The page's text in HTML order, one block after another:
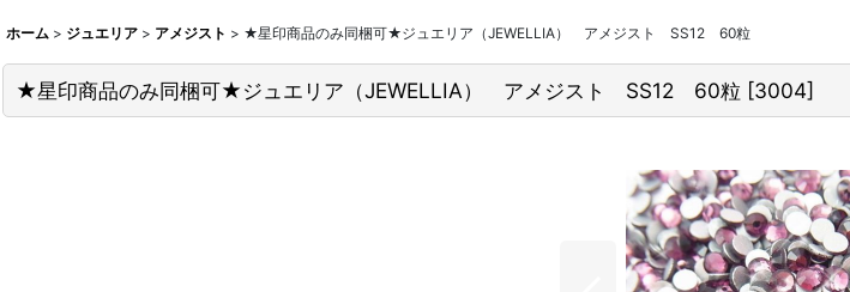
ホーム > ジュエリア > アメジスト > ★星印商品のみ同梱可★ジュエリア（JEWELLIA） アメジスト SS12 60粒
★星印商品のみ同梱可★ジュエリア（JEWELLIA） アメジスト SS12 60粒 [3004]